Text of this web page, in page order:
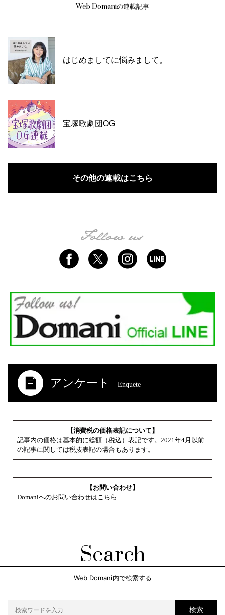
Web Domaniの連載記事
はじめましてに悩みまして。
宝塚歌劇団OG
その他の連載はこちら
アンケート Enquete
【消費税の価格表記について】
記事内の価格は基本的に総額（税込）表記です。2021年4月以前
の記事に関しては税抜表記の場合もあります。
【お問い合わせ】
Domaniへのお問い合わせはこちら
Search
Web Domani内で検索する
検索